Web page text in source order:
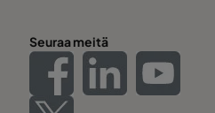
Seuraa meitä